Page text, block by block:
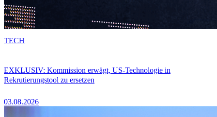
EXKLUSIV: Kommission erwägt, US-Technologie in
Rekrutierungstool zu ersetzen
03.08.2026
TECH